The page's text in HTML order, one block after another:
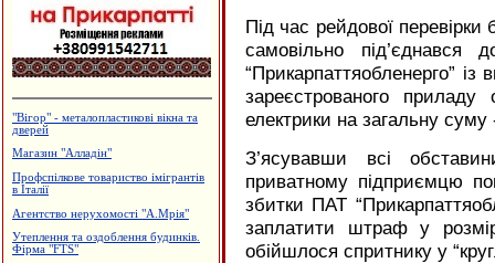
Будівельний центр "ВАШ ДІМ"
Р.Думанський
Виробництво жалюзі, ПКВП "Люкс-
сервіс"
Магазин "Стиль Пласт" -
Виробництво еластичної резинки
Під час рейдової
самовільно під’єднався
“Прикарпаттяобленерго”
зареєстрованого приладу
електрики на загальну
З’ясувавши всі
приватному підприємцю
збитки ПАТ
заплатити штраф у
обійшлося спритнику у